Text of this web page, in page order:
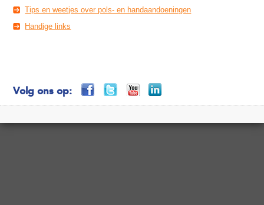
Tips en weetjes over pols- en handaandoeningen
Handige links
Volg ons op: